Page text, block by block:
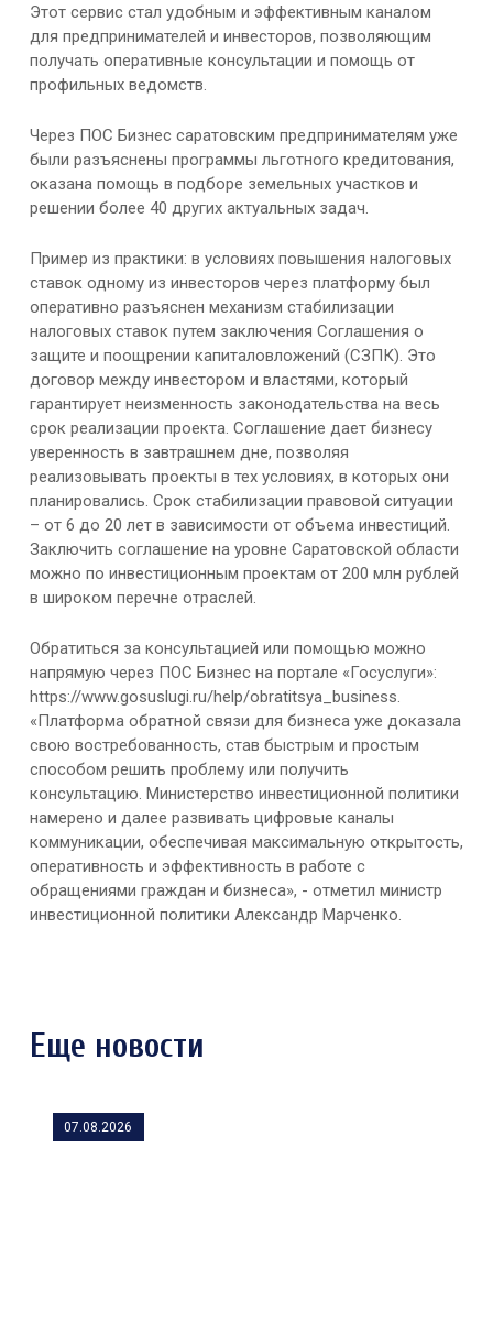
Этот сервис стал удобным и эффективным каналом
для предпринимателей и инвесторов, позволяющим
получать оперативные консультации и помощь от
профильных ведомств.
Через ПОС Бизнес саратовским предпринимателям уже
были разъяснены программы льготного кредитования,
оказана помощь в подборе земельных участков и
решении более 40 других актуальных задач.
Пример из практики: в условиях повышения налоговых
ставок одному из инвесторов через платформу был
оперативно разъяснен механизм стабилизации
налоговых ставок путем заключения Соглашения о
защите и поощрении капиталовложений (СЗПК). Это
договор между инвестором и властями, который
гарантирует неизменность законодательства на весь
срок реализации проекта. Соглашение дает бизнесу
уверенность в завтрашнем дне, позволяя
реализовывать проекты в тех условиях, в которых они
планировались. Срок стабилизации правовой ситуации
– от 6 до 20 лет в зависимости от объема инвестиций.
Заключить соглашение на уровне Саратовской области
можно по инвестиционным проектам от 200 млн рублей
в широком перечне отраслей.
Обратиться за консультацией или помощью можно
напрямую через ПОС Бизнес на портале «Госуслуги»:
https://www.gosuslugi.ru/help/obratitsya_business.
«Платформа обратной связи для бизнеса уже доказала
свою востребованность, став быстрым и простым
способом решить проблему или получить
консультацию. Министерство инвестиционной политики
намерено и далее развивать цифровые каналы
коммуникации, обеспечивая максимальную открытость,
оперативность и эффективность в работе с
обращениями граждан и бизнеса», - отметил министр
инвестиционной политики Александр Марченко.
Еще новости
07.08.2026